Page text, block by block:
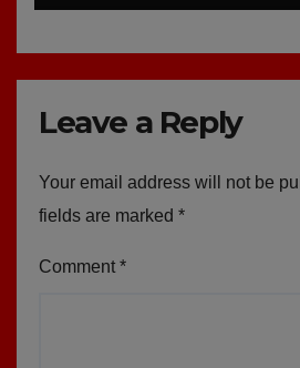
Leave a Reply
Your email address will not be
fields are marked *
Comment*